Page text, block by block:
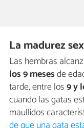
La madurez
Las hembras
los 9 mesesde
tarde, entre los9 y
cuando las gatas
maullidos